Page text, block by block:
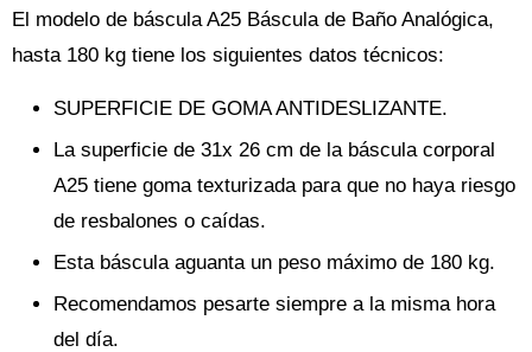
El modelo de báscula A25 Báscula de Baño Analógica,
hasta 180 kg tiene los siguientes datos técnicos:
SUPERFICIE DE GOMA ANTIDESLIZANTE.
La superficie de 31x 26 cm de la báscula corporal
A25 tiene goma texturizada para que no haya riesgo
de resbalones o caídas.
Esta báscula aguanta un peso máximo de 180 kg.
Recomendamos pesarte siempre a la misma hora
del día.